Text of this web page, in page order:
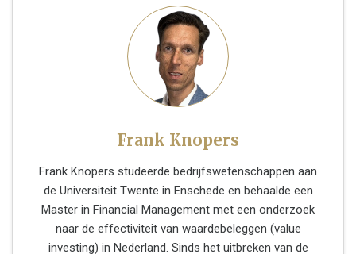
Frank Knopers
Frank Knopers studeerde bedrijfswetenschappen aan
de Universiteit Twente in Enschede en behaalde een
Master in Financial Management met een onderzoek
naar de effectiviteit van waardebeleggen (value
investing) in Nederland. Sinds het uitbreken van de